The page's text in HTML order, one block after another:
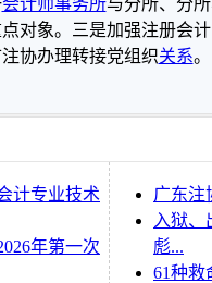
会计师事务所与分所、分
对象。三是加强注册会
协办理转接党组织关系。
计专业技术
年第一次
广东注
入狱、
彪...
61种救